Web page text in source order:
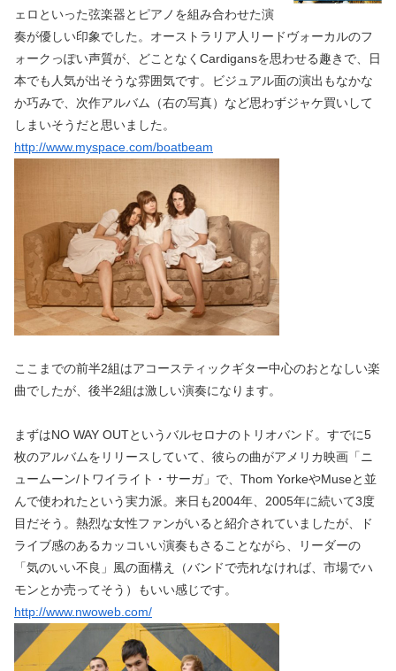
ェロといった弦楽器とピアノを組み合わせた演
奏が優しい印象でした。オーストラリア人リードヴォーカルのフ
ォークっぽい声質が、どことなくCardigansを思わせる趣きで、日
本でも人気が出そうな雰囲気です。ビジュアル面の演出もなかな
か巧みで、次作アルバム（右の写真）など思わずジャケ買いして
しまいそうだと思いました。
http://www.myspace.com/boatbeam
ここまでの前半2組はアコースティックギター中心のおとなしい楽
曲でしたが、後半2組は激しい演奏になります。
まずはNO WAY OUTというバルセロナのトリオバンド。すでに5
枚のアルバムをリリースしていて、彼らの曲がアメリカ映画「ニ
ュームーン/トワイライト・サーガ」で、Thom YorkeやMuseと並
んで使われたという実力派。来日も2004年、2005年に続いて3度
目だそう。熱烈な女性ファンがいると紹介されていましたが、ド
ライブ感のあるカッコいい演奏もさることながら、リーダーの
「気のいい不良」風の面構え（バンドで売れなければ、市場でハ
モンとか売ってそう）もいい感じです。
http://www.nwoweb.com/